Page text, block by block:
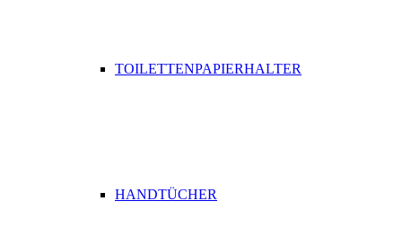
TOILETTENPAPIERHALTER
HANDTÜCHER